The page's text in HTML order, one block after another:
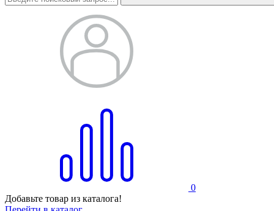
0
Добавьте товар из каталога!